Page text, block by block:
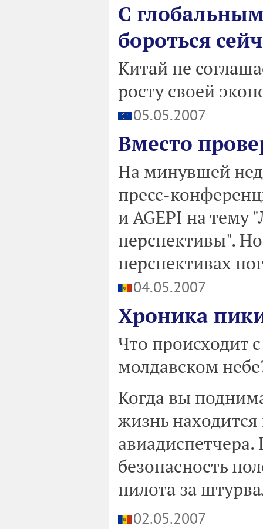
С
бороться
Китай не
росту своей
05.05.2007
Вместо
На минувшей
пресс-
и AGEPI на тему
перспективы".
перспективах
04.05.2007
Хроника
Что происходит
молдавском
Когда вы
жизнь находится
безопасность
пилота за
02.05.2007